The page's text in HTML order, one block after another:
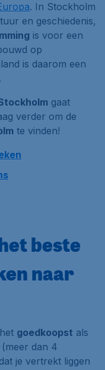
. In Stockholm
en geschiedenis,
is voor een
op
is daarom een
gaat
verder om de
te vinden!
beste
naar
goedkoopst als
dan 4
je vertrekt liggen